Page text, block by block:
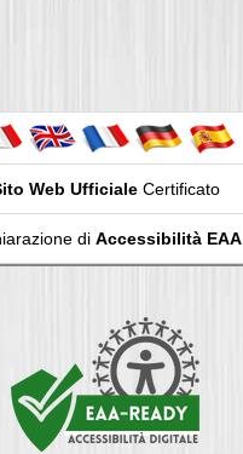
Web UfficialeCertificato
di Accessibilità EAA